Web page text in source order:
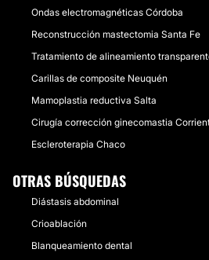
Ondas electromagnéticas Córdoba
Reconstrucción mastectomia Santa Fe
Tratamiento de alineamiento
Carillas de composite Neuquén
Mamoplastia reductiva Salta
Cirugía corrección ginecomastia
Escleroterapia Chaco
OTRAS BÚSQUEDAS
Diástasis abdominal
Crioablación
Blanqueamiento dental